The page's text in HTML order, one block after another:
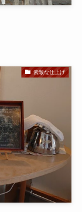
素敵な仕上げ